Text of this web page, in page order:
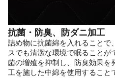
抗菌・防臭、防ダニ加工
詰め物に抗菌綿を入れることで
スでも清潔な環境で眠ることが
菌の増殖を抑制し、防臭効果を
工を施した中綿を使用すること